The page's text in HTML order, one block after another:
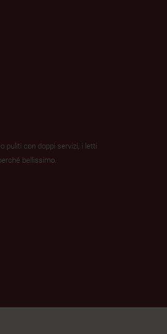
puliti con doppi servizi, i letti
bellissimo.